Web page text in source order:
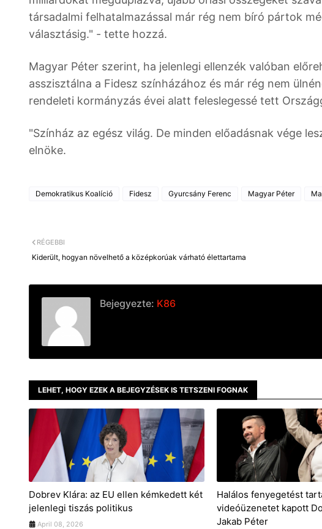
társadalmi felhatalmazással már rég nem bíró pártok
választásig." - tette hozzá.
Magyar Péter szerint, ha jelenlegi ellenzék valóban
asszisztálna a Fidesz színházához és már rég nem
rendeleti kormányzás évei alatt feleslegessé tett
"Színház az egész világ. De minden előadásnak vége
elnöke.
Demokratikus Koalíció Fidesz Gyurcsány Ferenc Magyar Péter
RÉGEBBI
Kiderült, hogyan növelhető a középkorúak várható élettartama
Bejegyezte: K86
LEHET, HOGY EZEK A BEJEGYZÉSEK IS TETSZENI FOGNAK
Dobrev Klára: az EU ellen kémkedett két
jelenlegi tiszás politikus
April 08, 2026
Halálos fenyegetést
videóüzenetet kapott
Jakab Péter